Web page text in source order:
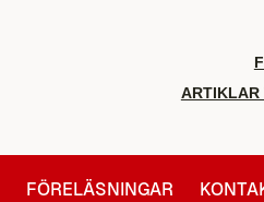
ARTIKLAR
FÖRELÄSNINGAR